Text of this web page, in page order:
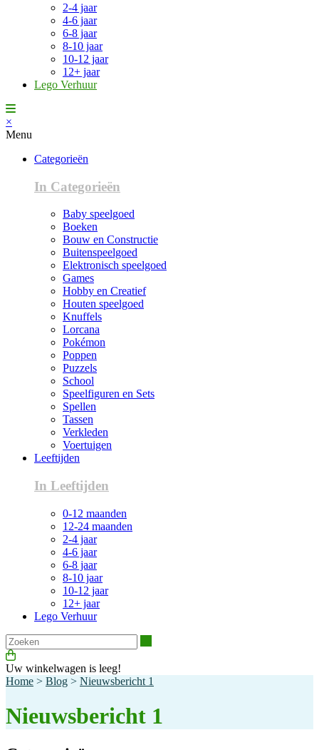
2-4 jaar
4-6 jaar
6-8 jaar
8-10 jaar
10-12 jaar
12+ jaar
Lego Verhuur
×
Menu
Categorieën
In Categorieën
Baby speelgoed
Boeken
Bouw en Constructie
Buitenspeelgoed
Elektronisch speelgoed
Games
Hobby en Creatief
Houten speelgoed
Knuffels
Lorcana
Pokémon
Poppen
Puzzels
School
Speelfiguren en Sets
Spellen
Tassen
Verkleden
Voertuigen
Leeftijden
In Leeftijden
0-12 maanden
12-24 maanden
2-4 jaar
4-6 jaar
6-8 jaar
8-10 jaar
10-12 jaar
12+ jaar
Lego Verhuur
Uw winkelwagen is leeg!
Home > Blog > Nieuwsbericht 1
Nieuwsbericht 1